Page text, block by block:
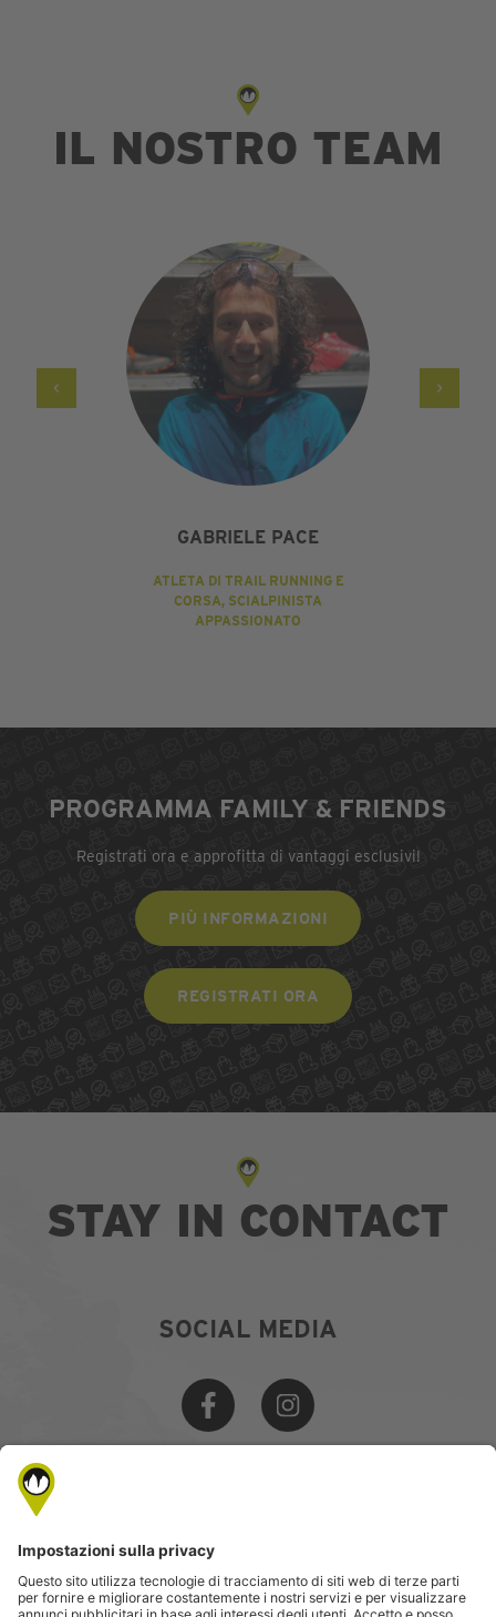
IL NOSTRO TEAM
GABRIELE PACE
ATLETA DI TRAIL RUNNING E
CORSA, SCIALPINISTA
APPASSIONATO
PROGRAMMA FAMILY & FRIENDS
Registrati ora e approfitta di vantaggi esclusivi!
PIÙ INFORMAZIONI
REGISTRATI ORA
STAY IN CONTACT
SOCIAL MEDIA